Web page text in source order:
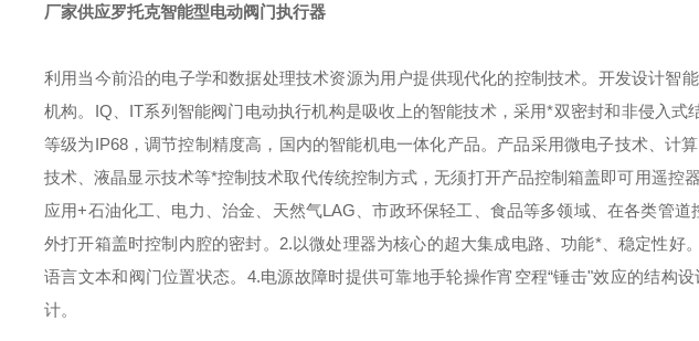
厂家供应罗托克智能型电动阀门执行器
利用当今前沿的电子学和数据处理技术资源为用户提供现代化的控制技术。开发设计智
机构。IQ、IT系列智能阀门电动执行机构是吸收上的智能技术，采用*双密封和非侵入式
等级为IP68，调节控制精度高，国内的智能机电一体化产品。产品采用微电子技术、计
技术、液晶显示技术等*控制技术取代传统控制方式，无须打开产品控制箱盖即可用遥控
应用+石油化工、电力、治金、天然气LAG、市政环保轻工、食品等多领域、在各类管道
外打开箱盖时控制内腔的密封。2.以微处理器为核心的超大集成电路、功能*、稳定性好
语言文本和阀门位置状态。4.电源故障时提供可靠地手轮操作宵空程“锤击"效应的结构
计。